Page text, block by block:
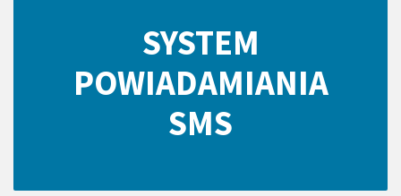
SYSTEM
POWIADAMIANIA
SMS